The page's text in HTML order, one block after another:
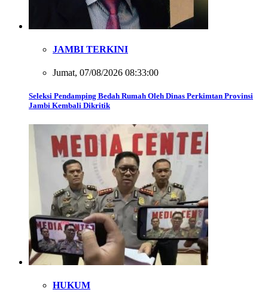
JAMBI TERKINI
Jumat, 07/08/2026 08:33:00
Seleksi Pendamping Bedah Rumah Oleh Dinas Perkimtan Provinsi
Jambi Kembali Dikritik
HUKUM